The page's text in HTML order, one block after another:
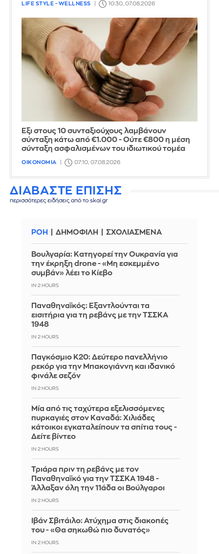
LIFE STYLE - WELLNESS 10:30, 07.08.2026
Έξι στους 10 συνταξιούχους λαμβάνουν
σύνταξη κάτω από €1.000 - Ούτε €800 η μέση
σύνταξη ασφαλισμένων του ιδιωτικού τομέα
ΟΙΚΟΝΟΜΙΑ 07:10, 07.08.2026
ΔΙΑΒΑΣΤΕ ΕΠΙΣΗΣ
περισσότερες ειδήσεις από το skai.gr
ΡΟΗ ΔΗΜΟΦΙΛΗ ΣΧΟΛΙΑΣΜΕΝΑ
Βουλγαρία: Κατηγορεί την Ουκρανία για
την έκρηξη drone - «Μη εσκεμμένο
συμβάν» λέει το Κίεβο
IN 2 HOURS
Παναθηναϊκός: Εξαντλούνται τα
εισιτήρια για τη ρεβάνς με την ΤΣΣΚΑ
1948
IN 2 HOURS
Παγκόσμιο Κ20: Δεύτερο πανελλήνιο
ρεκόρ για την Μπακογιάννη και ιδανικό
φινάλε σεζόν
IN 2 HOURS
Μία από τις ταχύτερα εξελισσόμενες
πυρκαγιές στον Καναδά: Χιλιάδες
κάτοικοι εγκαταλείπουν τα σπίτια τους -
Δείτε βίντεο
IN 2 HOURS
Τριάρα πριν τη ρεβάνς με τον
Παναθηναϊκό για την ΤΣΣΚΑ 1948 -
Άλλαξαν όλη την 11άδα οι Βούλγαροι
IN 2 HOURS
Ιβάν Σβιτάιλο: Ατύχημα στις διακοπές
του - «Θα σηκωθώ πιο δυνατός»
IN 2 HOURS